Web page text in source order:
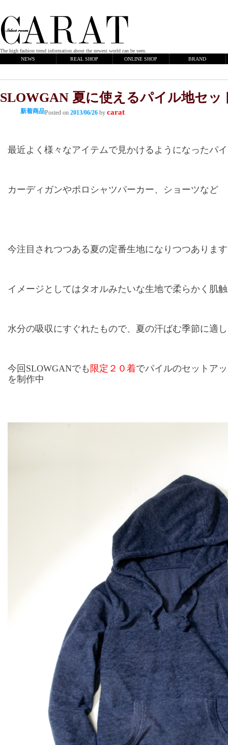
The high fashion trend information about the newest world can be seen.
NEWS
REAL SHOP ONLINE SHOP BRAND
SLOWGAN 夏に使えるパイル地セッ
新着商品Posted on 2013/06/26 by carat
最近よく様々なアイテムで見かけるようになったパ
カーディガンやポロシャツパーカー、ショーツなど
今注目されつつある夏の定番生地になりつつありま
イメージとしてはタオルみたいな生地で柔らかく肌
水分の吸収にすぐれたもので、夏の汗ばむ季節に適
今回SLOWGANでも 限定２０着でパイルのセットア
を制作中